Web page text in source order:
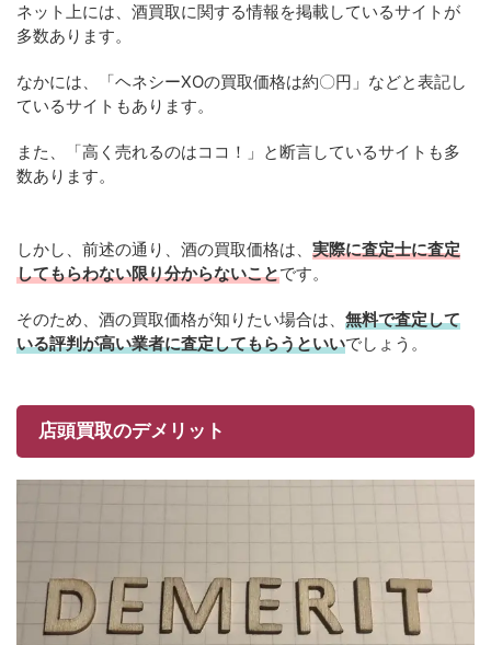
ネット上には、酒買取に関する情報を掲載しているサイトが
多数あります。
なかには、「ヘネシーXOの買取価格は約〇円」などと表記し
ているサイトもあります。
また、「高く売れるのはココ！」と断言しているサイトも多
数あります。
しかし、前述の通り、酒の買取価格は、 実際に査定士に査定
してもらわない限り分からないことです。
そのため、酒の買取価格が知りたい場合は、 無料で査定して
いる評判が高い業者に査定してもらうといいでしょう。
店頭買取のデメリット